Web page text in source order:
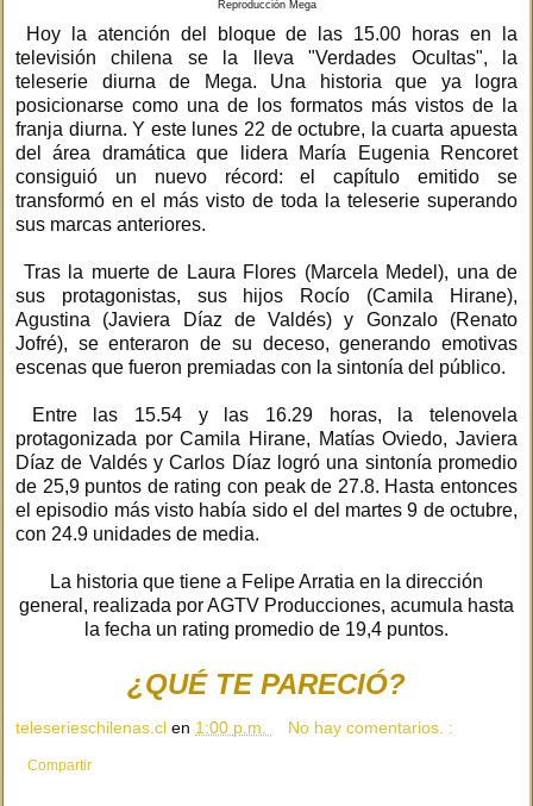
Reproducción Mega
Hoy la atención del bloque de las 15.00 horas en la
televisión chilena se la lleva "Verdades Ocultas", la
teleserie diurna de Mega. Una historia que ya logra
posicionarse como una de los formatos más vistos de la
franja diurna. Y este lunes 22 de octubre, la cuarta apuesta
del área dramática que lidera María Eugenia Rencoret
consiguió un nuevo récord: el capítulo emitido se
transformó en el más visto de toda la teleserie superando
sus marcas anteriores.
Tras la muerte de Laura Flores (Marcela Medel), una de
sus protagonistas, sus hijos Rocío (Camila Hirane),
Agustina (Javiera Díaz de Valdés) y Gonzalo (Renato
Jofré), se enteraron de su deceso, generando emotivas
escenas que fueron premiadas con la sintonía del público.
Entre las 15.54 y las 16.29 horas, la telenovela
protagonizada por Camila Hirane, Matías Oviedo, Javiera
Díaz de Valdés y Carlos Díaz logró una sintonía promedio
de 25,9 puntos de rating con peak de 27.8. Hasta entonces
el episodio más visto había sido el del martes 9 de octubre,
con 24.9 unidades de media.
La historia que tiene a Felipe Arratia en la dirección
general, realizada por AGTV Producciones, acumula hasta
la fecha un rating promedio de 19,4 puntos.
¿QUÉ TE PARECIÓ?
teleserieschilenas.cl en 1:00 p.m. No hay comentarios. :
Compartir